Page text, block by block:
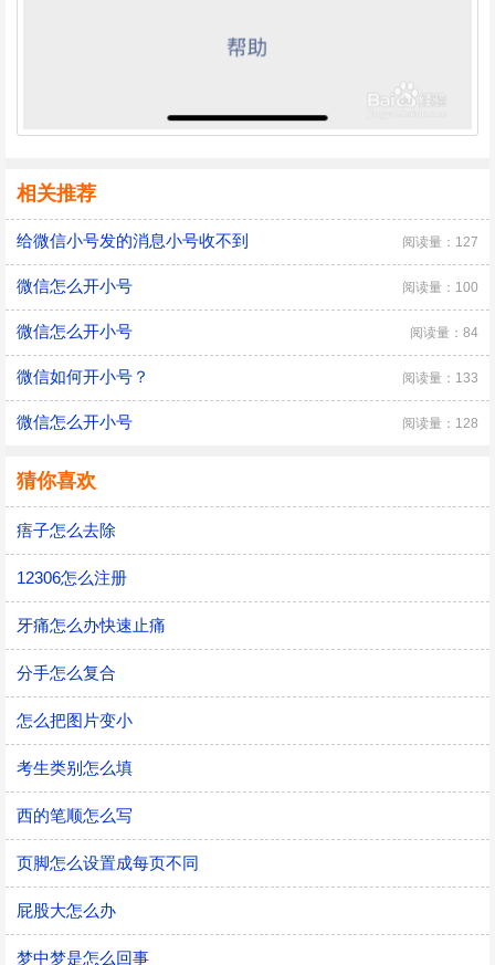
相关推荐
给微信小号发的消息小号收不到 阅读量：127
微信怎么开小号 阅读量：100
微信怎么开小号 阅读量：84
微信如何开小号？ 阅读量：133
微信怎么开小号 阅读量：128
猜你喜欢
痦子怎么去除
12306怎么注册
牙痛怎么办快速止痛
分手怎么复合
怎么把图片变小
考生类别怎么填
西的笔顺怎么写
页脚怎么设置成每页不同
屁股大怎么办
梦中梦是怎么回事